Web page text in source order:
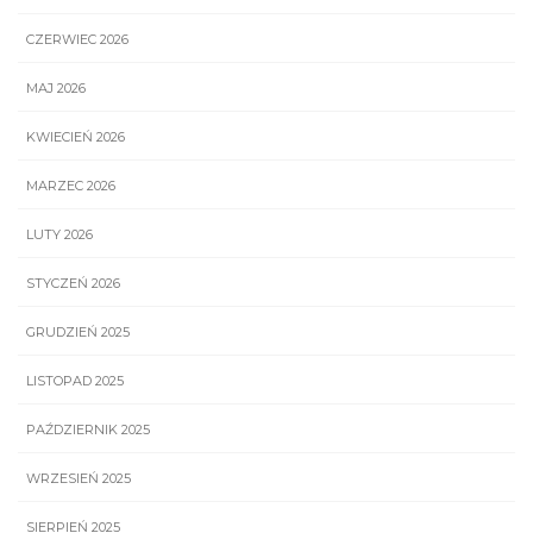
CZERWIEC 2026
MAJ 2026
KWIECIEŃ 2026
MARZEC 2026
LUTY 2026
STYCZEŃ 2026
GRUDZIEŃ 2025
LISTOPAD 2025
PAŹDZIERNIK 2025
WRZESIEŃ 2025
SIERPIEŃ 2025